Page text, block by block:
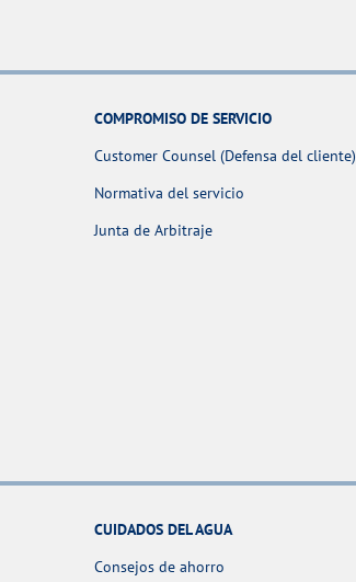
COMPROMISO DE SERVICIO
Customer Counsel (Defensa del cliente)
Normativa del servicio
Junta de Arbitraje
CUIDADOS DEL AGUA
Consejos de ahorro